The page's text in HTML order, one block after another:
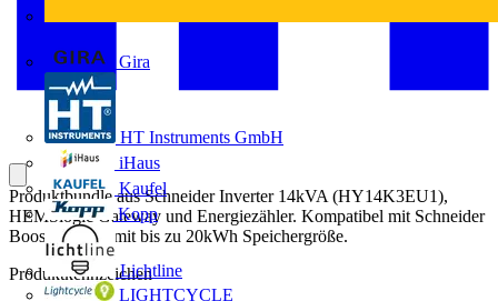
Gira
HT Instruments GmbH
iHaus
Kaufel
Kopp
Lichtline
LIGHTCYCLE
Produktbundle aus Schneider Inverter 14kVA (HY14K3EU1),
HEMSlogic Gateway und Energiezähler. Kompatibel mit Schneider
Boost Batterie mit bis zu 20kWh Speichergröße.
Produktkennzeichen